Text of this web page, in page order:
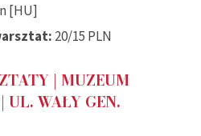
[HU]
20/15 PLN
| MUZEUM
UL. WAŁY GEN.